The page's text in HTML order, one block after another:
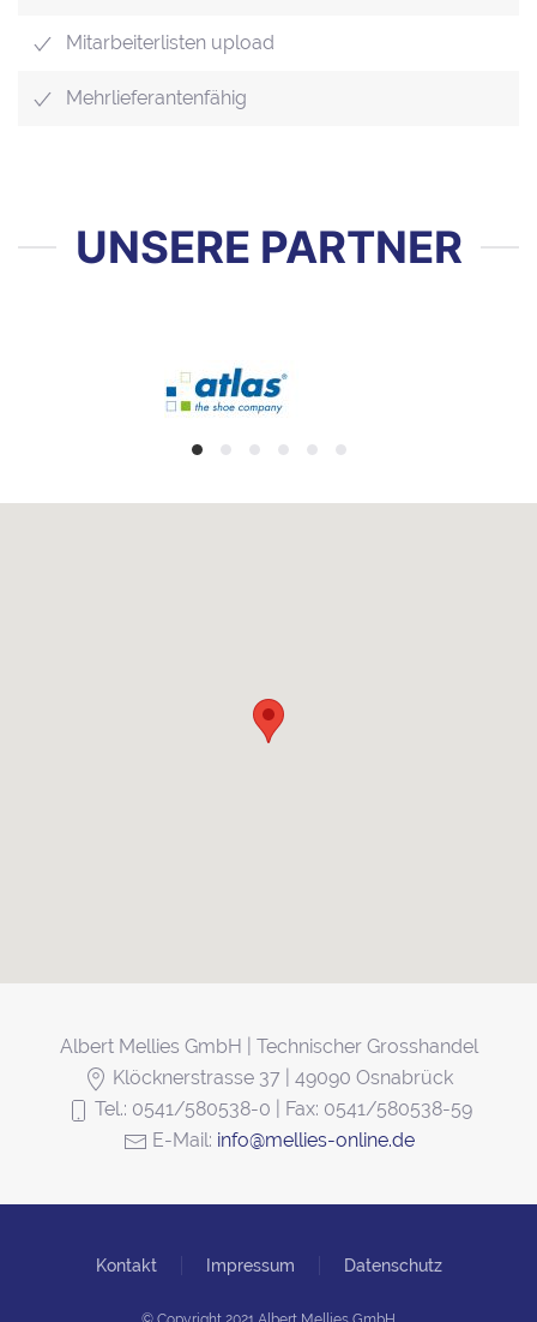
Mitarbeiterlisten upload
Mehrlieferantenfähig
UNSERE PARTNER
Albert Mellies GmbH | Technischer Grosshandel
Klöcknerstrasse 37 | 49090 Osnabrück
Tel.: 0541/580538-0 | Fax: 0541/580538-59
E-Mail: info@mellies-online.de
Kontakt Impressum Datenschutz